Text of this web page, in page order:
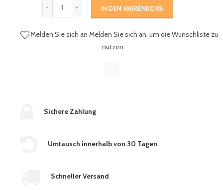
IN DEN WARENKORB
Melden Sie sich an Melden Sie sich an, um die Wunschliste zu
nutzen
Sichere Zahlung
Umtausch innerhalb von 30 Tagen
Schneller Versand